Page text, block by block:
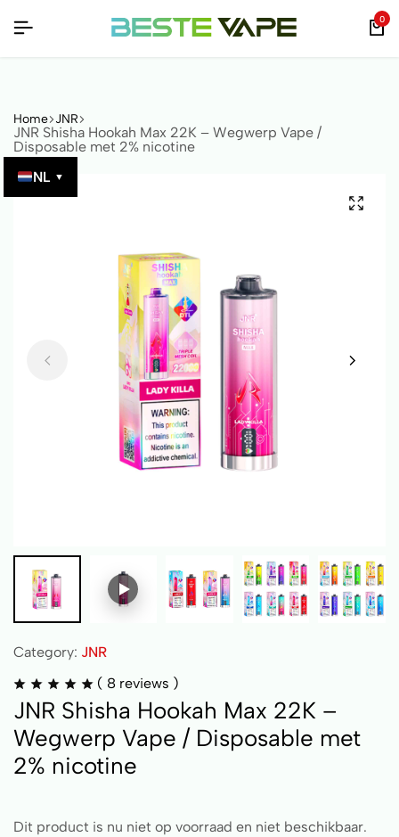
NL ▼
0
Home JNR
JNR Shisha Hookah Max 22K – Wegwerp Vape /
Disposable met 2% nicotine
Category: JNR
( 8 reviews )
JNR Shisha Hookah Max 22K –
Wegwerp Vape / Disposable met
2% nicotine
Dit product is nu niet op voorraad en niet beschikbaar.